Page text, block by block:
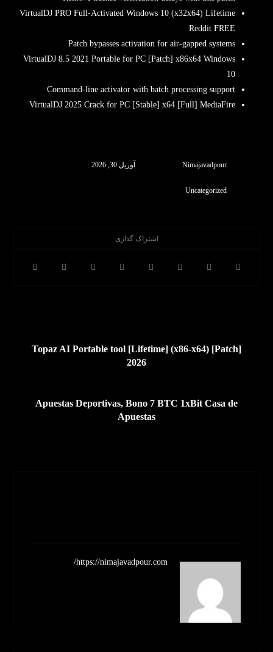
VirtualDJ PRO Full-Activated Windows 10 (x32x64) Lifetime
Reddit FREE
Patch bypasses activation for air-gapped systems
VirtualDJ 8.5 2021 Portable for PC [Patch] x86x64 Windows
10
Command-line activator with batch processing support
VirtualDJ 2025 Crack for PC [Stable] x64 [Full] MediaFire
Nimajavadpour آوریل 30, 2026
Uncategorized
Topaz AI Portable tool [Lifetime] (x86-x64) [Patch]
2026
Apuestas Deportivas, Bono 7 BTC 1xBit Casa de
Apuestas
https://nimajavadpour.com/